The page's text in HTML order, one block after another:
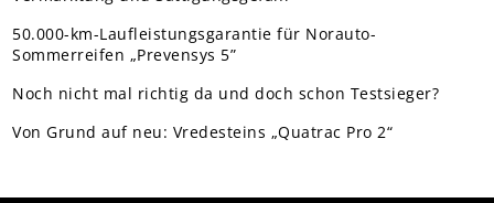
50.000-km-Laufleistungsgarantie für Norauto-
Sommerreifen „Prevensys 5”
Noch nicht mal richtig da und doch schon Testsieger?
Von Grund auf neu: Vredesteins „Quatrac Pro 2“